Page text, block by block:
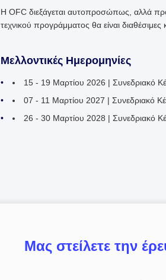
Η OFC διεξάγεται αυτοπροσώπως, αλλά
τεχνικού προγράμματος θα είναι
Μελλοντικές Ημερομηνίες
15 - 19 Μαρτίου 2026 | Συνεδριακό
07 - 11 Μαρτίου 2027 | Συνεδριακό
26 - 30 Μαρτίου 2028 | Συνεδριακό
Μας στείλετε την